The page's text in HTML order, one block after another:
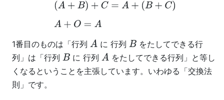
1番目のものは「行列 A に 行列 B をたしてできる行
列」は「行列 B に 行列 A をたしてできる行列」と等し
くなるということを主張しています。いわゆる「交換法
則」です。